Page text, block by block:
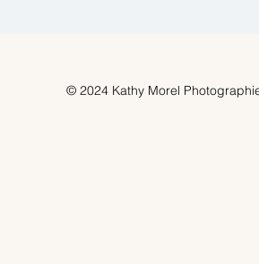
© 2024 Kathy Morel